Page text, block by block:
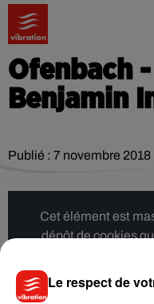
Ofenbach
Benjamin
Publié : 7 novembre 2018
Cet élément est
dépôt de cookies
souhaitez l'afficher,
en cliquant
Le respect de